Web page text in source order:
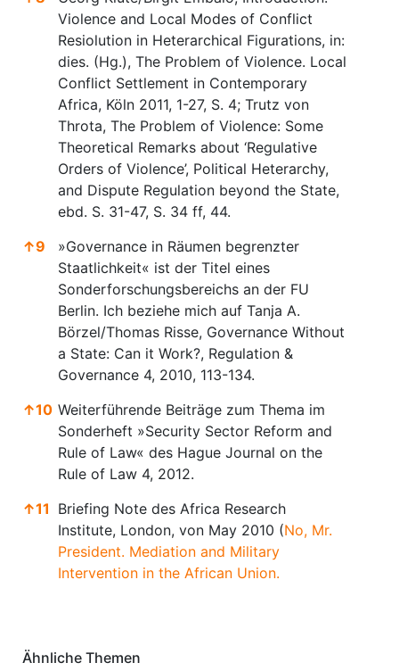
Violence and Local Modes of Conflict
Resiolution in Heterarchical Figurations, in:
dies. (Hg.), The Problem of Violence. Local
Conflict Settlement in Contemporary
Africa, Köln 2011, 1-27, S. 4; Trutz von
Throta, The Problem of Violence: Some
Theoretical Remarks about ‘Regulative
Orders of Violence’, Political Heterarchy,
and Dispute Regulation beyond the State,
ebd. S. 31-47, S. 34 ff, 44.
↑9
»Governance in Räumen begrenzter
Staatlichkeit« ist der Titel eines
Sonderforschungsbereichs an der FU
Berlin. Ich beziehe mich auf Tanja A.
Börzel/Thomas Risse, Governance Without
a State: Can it Work?, Regulation &
Governance 4, 2010, 113-134.
↑10 Weiterführende Beiträge zum Thema im
Sonderheft »Security Sector Reform and
Rule of Law« des Hague Journal on the
Rule of Law 4, 2012.
↑11 Briefing Note des Africa Research
Institute, London, von May 2010 (No, Mr.
President. Mediation and Military
Intervention in the African Union.
Ähnliche Themen